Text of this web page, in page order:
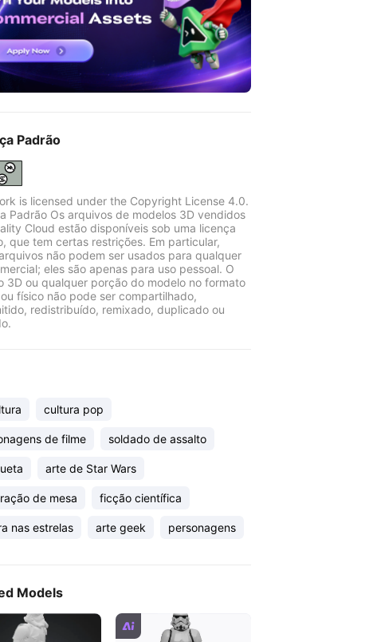
Padrão
is licensed under the Copyright License 4.0.
Padrão Os arquivos de modelos 3D vendidos
Cloud estão disponíveis sob uma licença
que tem certas restrições. Em particular,
não podem ser usados para qualquer
eles são apenas para uso pessoal. O
3D ou qualquer porção do modelo no formato
físico não pode ser compartilhado,
redistribuído, remixado, duplicado ou
cultura pop
de filme soldado de assalto
arte de Star Wars
de mesa ficção científica
nas estrelas arte geek personagens
Models
